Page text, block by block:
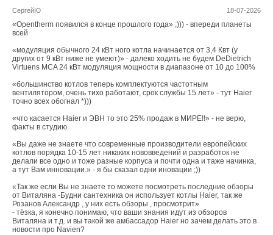
18-07-2026
СергейЮ
«Opentherm появился в конце прошлого года» ;))) - впереди планеты
всей
«модуляция обычного 24 кВт ного котла начинается от 3,4 Квт (у
других от 9 кВт ниже не умеют)» - далеко ходить не будем DeDietrich
Virtuens MCA 24 кВт модуляция мощности в диапазоне от 10 до 100%
«большинство котлов теперь комплектуются частотным
вентилятором, очень тихо работают, срок службы 15 лет» - тут Haier
точно всех обогнал *)))
«что касается Haier и ЭВН то это 25% продаж в МИРЕ!!» - не верю,
факты в студию.
«Вы даже не знаете что современные производители европейских
котлов порядка 10-15 лет никаких нововведений и разработок не
делали все одно и тоже разные корпуса и почти одна и таже начинка,
а тут Вам инновации.» - я бы сказал одни иновации ;))
«Так же если Вы не знаете то можете посмотреть последние обзоры
от Виталяна -Будни сантехника он использует котлы Haier, так же
Розанов Александр , у них есть обзоры , просмотрит»
- тёзка, я конечно понимаю, что ваши знания идут из обзоров
Виталяна и т.д. и вы такой же амбассадор Haier но зачем делать это в
новости про Navien?